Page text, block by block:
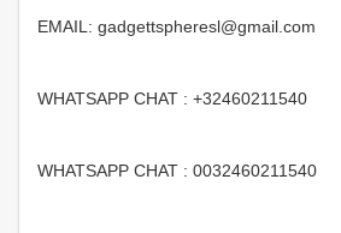
EMAIL: gadgettspheresl@gmail.com
WHATSAPP CHAT : +32460211540
WHATSAPP CHAT : 0032460211540